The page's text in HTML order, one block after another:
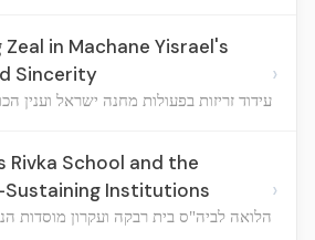
in Machane Yisrael's
Sincerity
עידוד זריזות בפעולות מחנה ישראל וענין
›
Rivka School and the
Sustaining Institutions
הלואה לביה"ס בית רבקה ועקרון מוסדות
›